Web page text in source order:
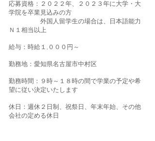
応募資格：２０２２年、２０２３年に大学・大
学院を卒業見込みの方
外国人留学生の場合は、日本語能力
Ｎ１相当以上
給与：時給１,０００円～
勤務地：愛知県名古屋市中村区
勤務時間：９時～１８時の間で学業の予定や希
望に従い決定いたします
休日：週休２日制、祝祭日、年末年始、その他
会社の定める休日